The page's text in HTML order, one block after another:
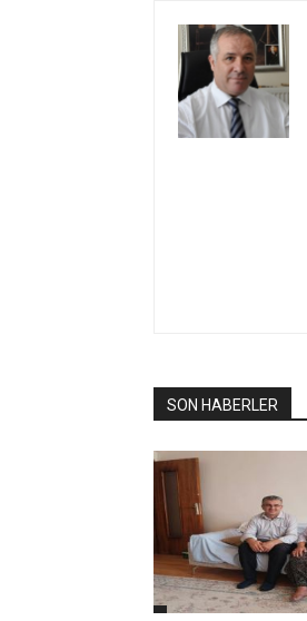
SON HABERLER